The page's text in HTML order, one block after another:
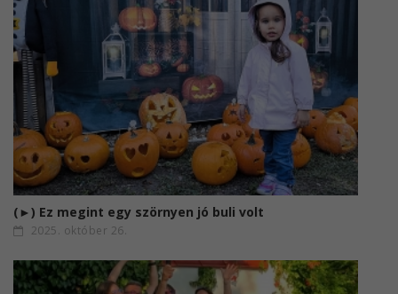
(►) Ez megint egy szörnyen jó buli volt
2025. október 26.